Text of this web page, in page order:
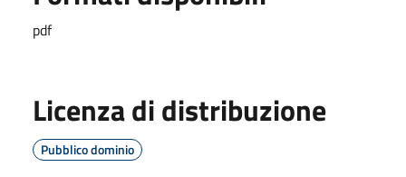
pdf
Licenza di distribuzione
Pubblico dominio